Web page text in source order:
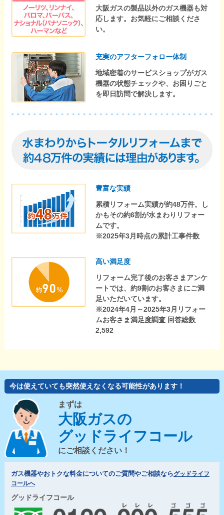
大阪ガスの製品以外のガス機器も対
応します。お気軽にご相談くださ
い。
充実のアフターフォロー体制
地域密着のサービスショップがガス
機器の状態チェックや、お困りごと
を即日訪問で解決します。
豊富な実績
累積リフォーム実績が約48万件。し
かもその約6割が水まわりリフォー
ムです。
※2025年3月時点の累計工事件数
高い満足度
リフォーム完了後のお客さまアンケ
ートでは、約9割のお客さまにご満
足いただいています。
※2024年4月～2025年3月リフォー
ムお客さま満足度調査 回答総数
2,592
今は使えていても突然使えなくなる可能性があります！
まずは
大阪ガスの
グッドライフコール
にご相談ください！
ガス機器やおトクな料金についてのご質問やご相談ならグッドライフ
コールへ
グッドライフコール